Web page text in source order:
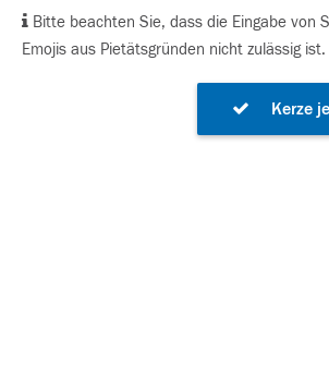
Bitte beachten Sie, dass die Eingabe von
Emojis aus Pietätsgründen nicht zulässig ist.
Kerze